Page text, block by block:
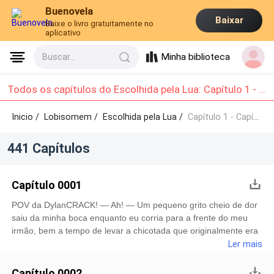
Buenovela
Baixe o livro gratuitamente no
aplicativo
Baixar
Buscar... Minha biblioteca
Todos os capítulos do Escolhida pela Lua: Capítulo 1 - Capítulo 10
Inicio / Lobisomem/Escolhida pela Lua / Capítulo 1 - Capítulo 10
441 Capítulos
Capítulo 0001
POV da DylanCRACK! — Ah! — Um pequeno grito cheio de dor
saiu da minha boca enquanto eu corria para a frente do meu
irmão, bem a tempo de levar a chicotada que originalmente era
para ele. — Esse menino desrespeitou completamente o alfa da
alcateia segurava um chicote longo e grosso em sua mão
Ler mais